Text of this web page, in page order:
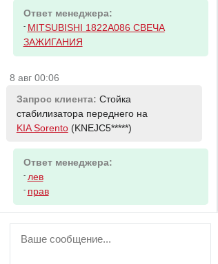
Ответ менеджера:
- MITSUBISHI 1822A086 СВЕЧА
ЗАЖИГАНИЯ
8 авг 00:06
Запрос клиента: Стойка
стабилизатора переднего на
KIA Sorento(KNEJC5*****)
Ответ менеджера:
- лев
- прав
ВНИМАНИЕ!